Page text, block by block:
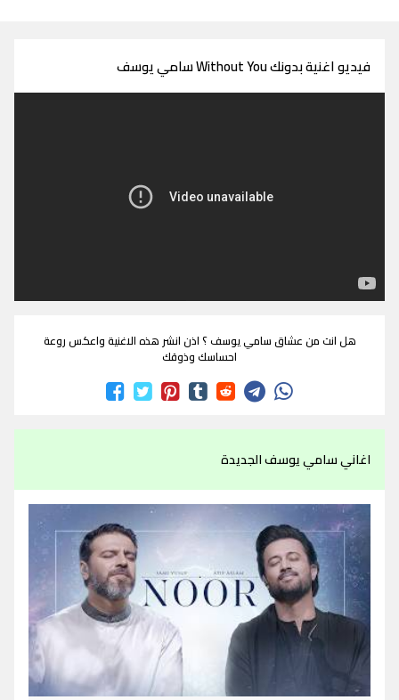
فيديو اغنية بدونك Without You سامي يوسف
هل انت من عشاق سامي يوسف ؟ اذن انشر هذه الاغنية واعكس روعة
احساسك وذوقك
اغاني سامي يوسف الجديدة